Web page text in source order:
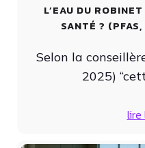
L’EAU DU
SANTÉ ?
Selon la
2025)
lire